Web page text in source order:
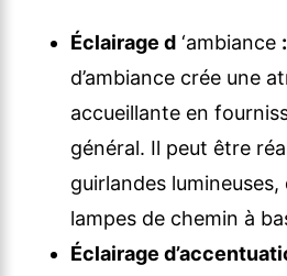
Éclairage d ‘ambiance :
d’ambiance crée une
accueillante en
général. Il peut être
guirlandes
lampes de chemin à
Éclairage